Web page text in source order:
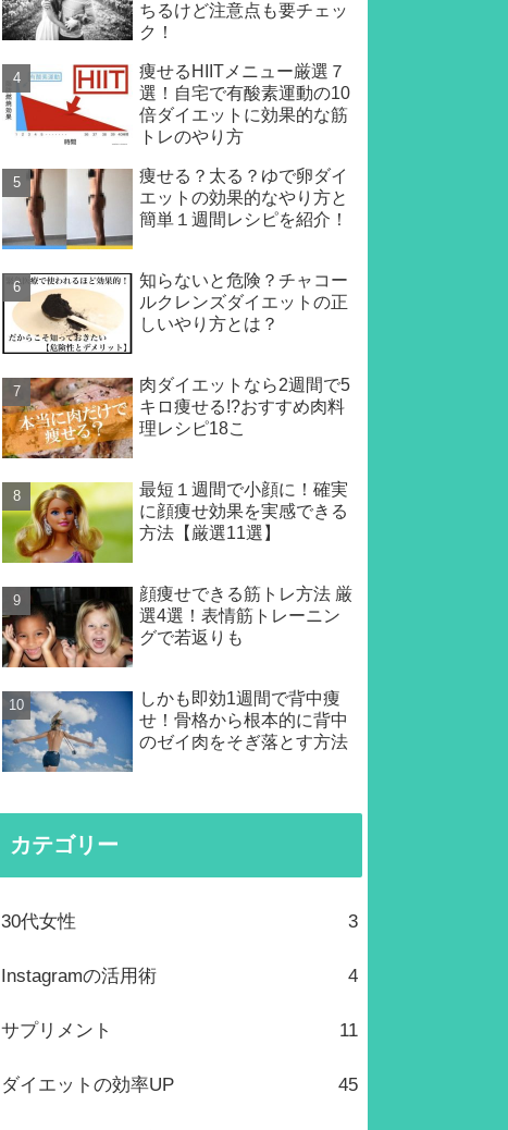
ちるけど注意点も要チェッ
ク！
痩せるHIITメニュー厳選７
選！自宅で有酸素運動の10
倍ダイエットに効果的な筋
トレのやり方
痩せる？太る？ゆで卵ダイ
エットの効果的なやり方と
簡単１週間レシピを紹介！
知らないと危険？チャコー
ルクレンズダイエットの正
しいやり方とは？
肉ダイエットなら2週間で5
キロ痩せる!?おすすめ肉料
理レシピ18こ
最短１週間で小顔に！確実
に顔痩せ効果を実感できる
方法【厳選11選】
顔痩せできる筋トレ方法 厳
選4選！表情筋トレーニン
グで若返りも
しかも即効1週間で背中痩
せ！骨格から根本的に背中
のゼイ肉をそぎ落とす方法
カテゴリー
30代女性 3
Instagramの活用術 4
サプリメント 11
ダイエットの効率UP 45